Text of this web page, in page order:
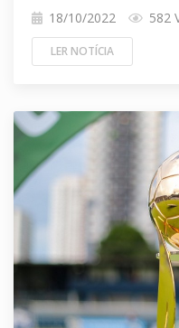
18/10/2022 582
LER NOTÍCIA